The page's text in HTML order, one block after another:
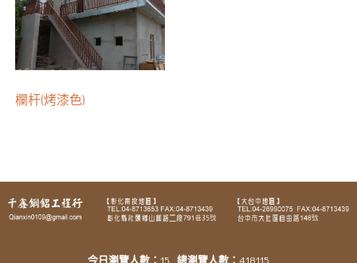
欄杆(烤漆色)
今日瀏覽人數： 15 總瀏覽人數： 418115